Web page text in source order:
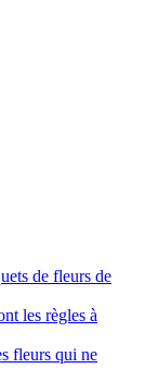
de fleurs de
les règles à
fleurs qui ne